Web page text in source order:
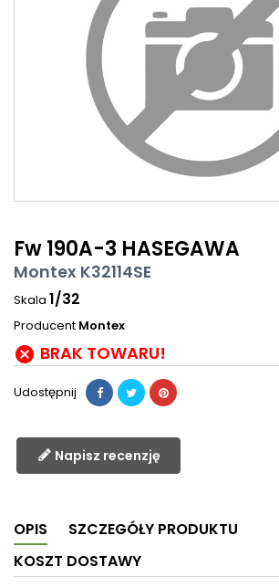
Fw 190A-3 HASEGAWA
Montex K32114SE
Skala 1/32
Producent Montex
 BRAK TOWARU!
Udostępnij
Napisz recenzję
OPIS
SZCZEGÓŁY PRODUKTU
KOSZT DOSTAWY